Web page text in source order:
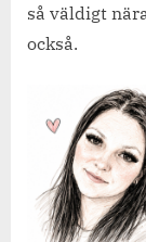
så väldigt
också.